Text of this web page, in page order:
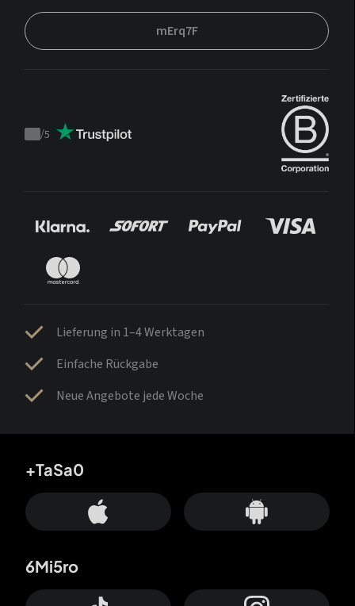
mErq7F
Trustpilot
/5
Lieferung in 1–4 Werktagen
Einfache Rückgabe
Neue Angebote jede Woche
+TaSa0
6Mi5ro